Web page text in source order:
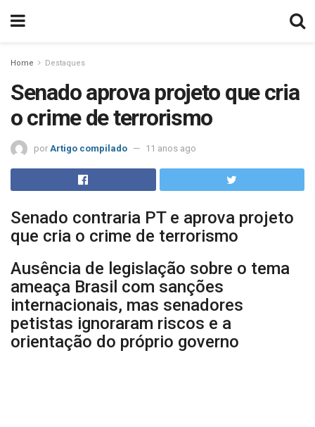
Home Destaques
Senado aprova projeto que cria
o crime de terrorismo
por Artigo compilado 11 anos ago
Senado contraria PT e aprova projeto
que cria o crime de terrorismo
Ausência de legislação sobre o tema
ameaça Brasil com sanções
internacionais, mas senadores
petistas ignoraram riscos e a
orientação do próprio governo